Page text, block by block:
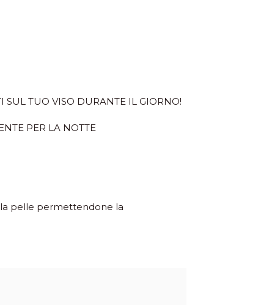
SUL TUO VISO DURANTE IL GIORNO!
PER LA NOTTE
pelle permettendone la